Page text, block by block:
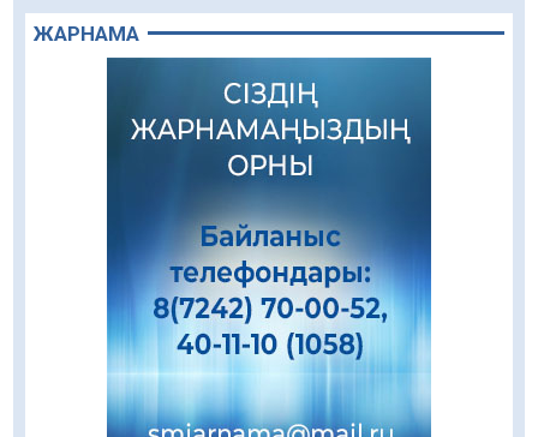
08.08.2026
Даналықтың шырағданы, ой-сананың
Кенеге қарсы залалсыздандыру жұмыстары
жүргізілуде
07.08.2026
Балалардың жазғы демалысындағы
қауіпсіздік – тұрақты бақылауда
07.08.2026
ЖАРНАМА